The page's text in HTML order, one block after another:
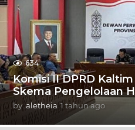
634
Komisi II DPRD
Skema Pengelolaan
by aletheia 1 tahun ago
a